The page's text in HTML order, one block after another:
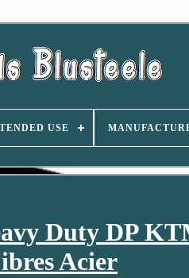
USE
Duty DP
Acier